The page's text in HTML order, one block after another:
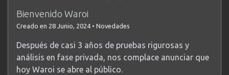
Bienvenido Waroi
Creado en 28 Junio, 2024 • Novedades
Después de casi 3 años de pruebas rigurosas y
análisis en fase privada, nos complace anunciar que
hoy Waroi se abre al público.